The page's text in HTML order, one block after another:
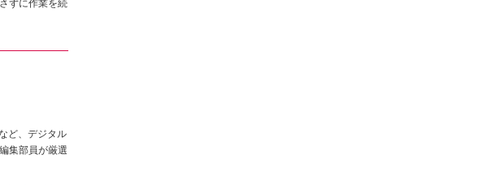
ずに作業を続
ど、デジタル
集部員が厳選